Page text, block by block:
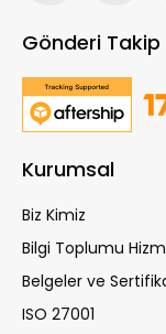
Gönderi Takip
Kurumsal
Biz Kimiz
Bilgi Toplumu
Belgeler ve
ISO 27001